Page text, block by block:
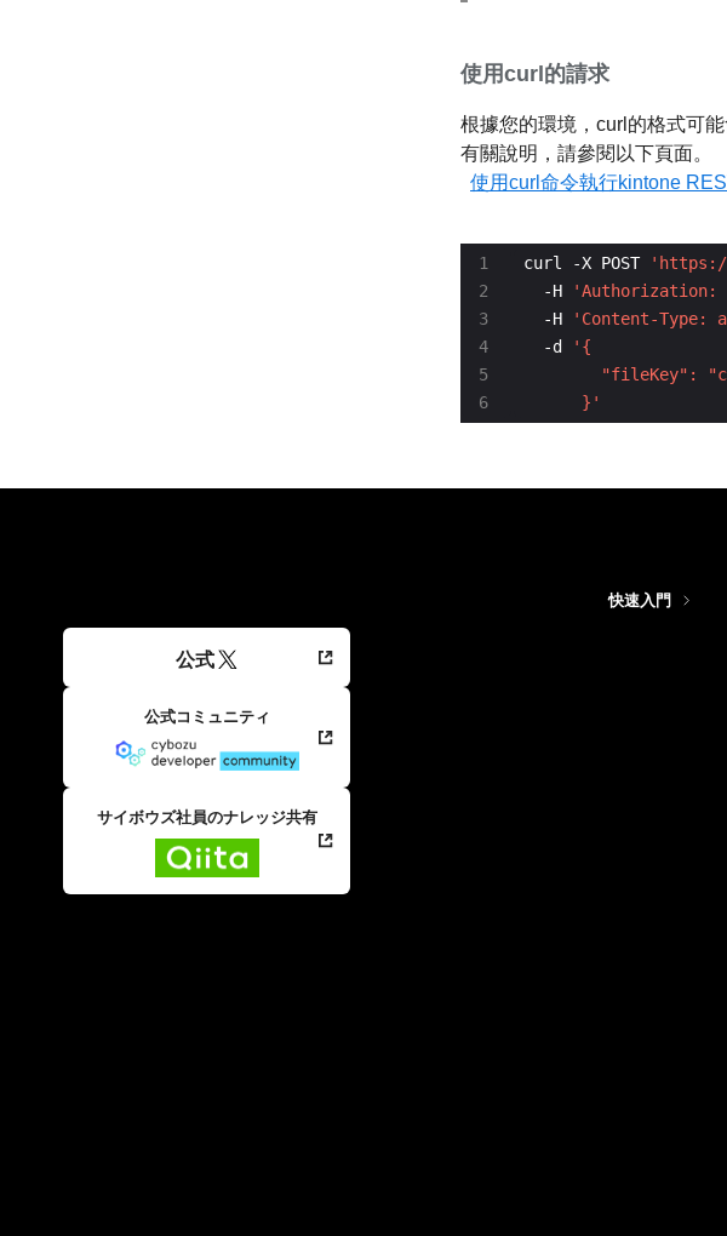
使用curl的請求
根據您的環境，curl的格式可能
有關說明，請參閱以下頁面。
使用curl命令執行kintone
1
3
4
5
6
curl -X POST 'https://
  -H
'Authorization:
  -H
'Content-Type:
  -d
      }'
公式
公式コミュニティ
サイボウズ社員のナレッジ共有
快速入門